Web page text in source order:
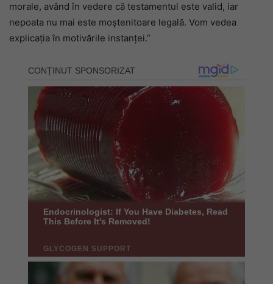
morale, având în vedere că testamentul este valid, iar
nepoata nu mai este moștenitoare legală. Vom vedea
explicația în motivările instanței.”